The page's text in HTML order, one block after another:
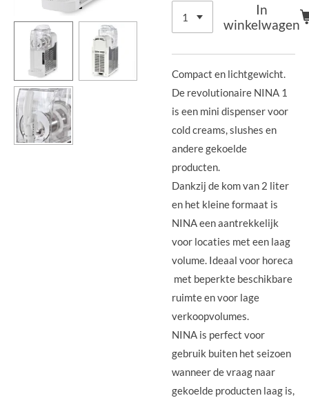
In
winkelwagen
Compact en lichtgewicht.
De revolutionaire NINA 1
is een mini dispenser voor
cold creams, slushes en
andere gekoelde
producten.
Dankzij de kom van 2 liter
en het kleine formaat is
NINA een aantrekkelijk
voor locaties met een laag
volume. Ideaal voor horeca
met beperkte beschikbare
ruimte en voor lage
verkoopvolumes.
NINA is perfect voor
gebruik buiten het seizoen
wanneer de vraag naar
gekoelde producten laag is,